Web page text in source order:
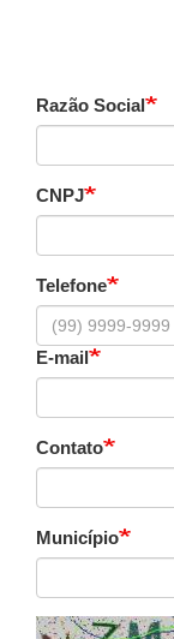
Razão Social
CNPJ
Telefone
E-mail
Contato
Município